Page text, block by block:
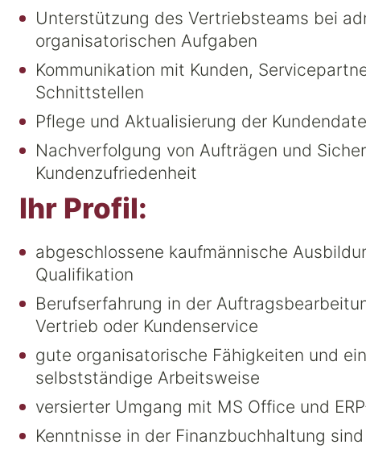
Unterstützung des Vertriebsteams bei
organisatorischen Aufgaben
Kommunikation mit Kunden,
Schnittstellen
Pflege und Aktualisierung der
Nachverfolgung von Aufträgen und
Kundenzufriedenheit
Ihr Profil:
abgeschlossene kaufmännische
Qualifikation
Berufserfahrung in der
Vertrieb oder Kundenservice
gute organisatorische Fähigkeiten und
selbstständige Arbeitsweise
versierter Umgang mit MS Office und
Kenntnisse in der Finanzbuchhaltung